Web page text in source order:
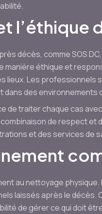
décès, comme SOS
manière éthique et
lieux. Les
dans des environnements
de traiter chaque cas
de respect et
et des services de
au nettoyage
laissés après le
de gérer ce qui doit